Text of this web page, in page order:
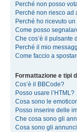
Perché non posso
Perché non riesco
Perché ho ricevuto
Come posso
Che cos’è il pulsante
Perché il mio
Come faccio a
Formattazione e tipi
Cos’è il BBCode?
Posso usare l’HTML?
Cosa sono le
Posso inserire delle
Che cosa sono gli
Cosa sono gli